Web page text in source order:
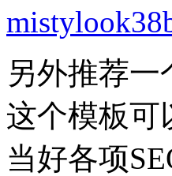
另外推荐一
这个模板可
当好各项